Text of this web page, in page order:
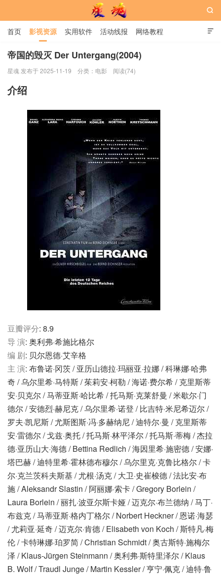

首页 影视资源 实用软件 活动线报 网络教程
用户中心 书籍 娱乐

帝国的毁灭 Der Untergang(2004)
星魂 发布于 2025-11-19 分类： 电影 阅读(74)
介绍
豆瓣评分: 8.9
导 演: 奥利弗·希施比格尔
编 剧: 贝尔恩德·艾辛格
主 演: 布鲁诺·冈茨 / 亚历山德拉·玛丽亚·拉娜 / 科琳娜·哈弗
奇 / 乌尔里希·马特斯 / 茱莉安·柯勒 / 海诺·费尔希 / 克里斯蒂
安·贝克尔 / 马蒂亚斯·哈比希 / 托马斯·克莱舒曼 / 米歇尔·门
德尔 / 安德烈·赫尼克 / 乌尔里希·诺登 / 比吉特·米尼希迈尔 /
罗夫·凯尼斯 / 尤斯图斯·冯·多赫纳尼 / 迪特尔·曼 / 克里斯蒂
安·雷德尔 / 戈兹·奥托 / 托马斯·林平泽尔 / 托马斯·蒂梅 / 杰拉
德·亚历山大·海德 / Bettina Redlich / 海因里希·施密德 / 安娜·
塔巴赫 / 迪特里希·霍林德布穆尔 / 乌尔里克·克鲁比格尔 / 卡
尔·克兰茨科夫斯基 / 尤根·汤克 / 大卫·史崔梭德 / 法比安·布
施 / Aleksandr Slastin / 阿丽娜·索卡 / Gregory Borlein /
Laura Borlein / 丽扎·波亚尔斯卡娅 / 迈克尔·布兰德纳 / 马丁·
布兹克 / 马蒂亚斯·格内丁格尔 / Norbert Heckner / 恩诺·海瑟
/ 尤莉亚·延奇 / 迈克尔·肯德 / Elisabeth von Koch / 斯特凡·梅
伦 / 卡特琳娜·珀罗简 / Christian Schmidt / ‎奥古斯特·施梅尔
泽‎ / Klaus-Jürgen Steinmann / 奥利弗·斯特里泽尔 / Klaus
B. Wolf / Traudl Junge / Martin Kessler / 亨宁·佩克 / 迪特·鲁